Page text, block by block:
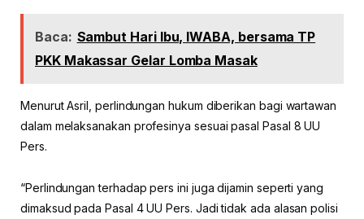
Baca: Sambut Hari Ibu, IWABA, bersama TP
PKK Makassar Gelar Lomba Masak
Menurut Asril, perlindungan hukum diberikan bagi wartawan
dalam melaksanakan profesinya sesuai pasal Pasal 8 UU
Pers.
“Perlindungan terhadap pers ini juga dijamin seperti yang
dimaksud pada Pasal 4 UU Pers. Jadi tidak ada alasan polisi